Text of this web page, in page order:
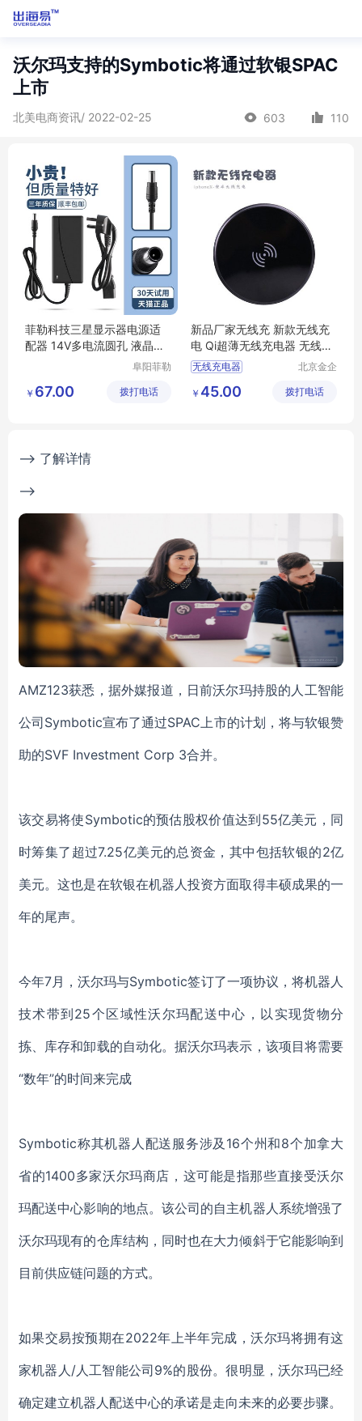
沃尔玛支持的Symbotic将通过软银SPAC
上市
北美电商资讯/ 2022-02-25 603 110
菲勒科技三星显示器电源适
配器 14V多电流圆孔 液晶台
阜阳菲勒
公司
￥ 67.00 拨打电话
新品厂家无线充 新款无线充
电 Qi超薄无线充电器 无线蓝
牙充电源定制logo
无线充电器
新款无线充电器
北京金企
有限公司
￥ 45.00 拨打电话
--> 了解详情
-->
AMZ123获悉，据外媒报道，日前沃尔玛持股的人工智能
公司Symbotic宣布了通过SPAC上市的计划，将与软银赞
助的SVF Investment Corp 3合并。
该交易将使Symbotic的预估股权价值达到55亿美元，同
时筹集了超过7.25亿美元的总资金，其中包括软银的2亿
美元。这也是在软银在机器人投资方面取得丰硕成果的一
年的尾声。
今年7月，沃尔玛与Symbotic签订了一项协议，将机器人
技术带到25个区域性沃尔玛配送中心，以实现货物分
拣、库存和卸载的自动化。据沃尔玛表示，该项目将需要
“数年”的时间来完成
Symbotic称其机器人配送服务涉及16个州和8个加拿大
省的1400多家沃尔玛商店，这可能是指那些直接受沃尔
玛配送中心影响的地点。该公司的自主机器人系统增强了
沃尔玛现有的仓库结构，同时也在大力倾斜于它能影响到
目前供应链问题的方式。
如果交易按预期在2022年上半年完成，沃尔玛将拥有这
家机器人/人工智能公司9%的股份。很明显，沃尔玛已经
确定建立机器人配送中心的承诺是走向未来的必要步骤。